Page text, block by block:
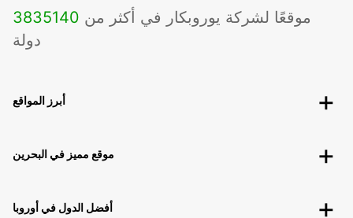
3835 موقعًا لشركة يوروبكار في أكثر من 140
دولة
أبرز المواقع
موقع مميز في البحرين
أفضل الدول في أوروبا